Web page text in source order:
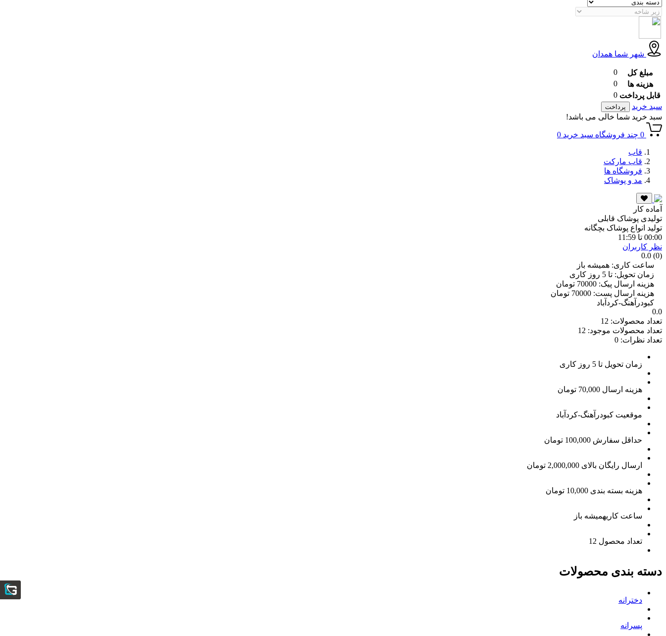
شهر شما همدان
مبلغ کل
0
هزینه ها
0
قابل پرداخت 0
سبد خرید
پرداخت
سبد خرید شما خالی می باشد!
0 چند فروشگاه سبد خرید 0
قاب
قاب مارکت
فروشگاه ها
مد و پوشاک
آماده کار
تولیدی پوشاک قابلی
تولید انواع پوشاک بچگانه
00:00 تا 11:59
نظر کاربران
(0) 0.0
ساعت کاری: همیشه باز
زمان تحویل: تا 5 روز کاری
هزینه ارسال پیک: 70000 تومان
هزینه ارسال پست: 70000 تومان
کبودرآهنگ-کردآباد
0.0
تعداد محصولات: 12
تعداد محصولات موجود: 12
تعداد نظرات: 0
زمان تحویل تا 5 روز کاری
هزینه ارسال 70,000 تومان
موقعیت کبودرآهنگ-کردآباد
حداقل سفارش 100,000 تومان
ارسال رایگان بالای 2,000,000 تومان
هزینه بسته بندی 10,000 تومان
ساعت کاریهمیشه باز
تعداد محصول 12
دسته بندی محصولات
دخترانه
پسرانه